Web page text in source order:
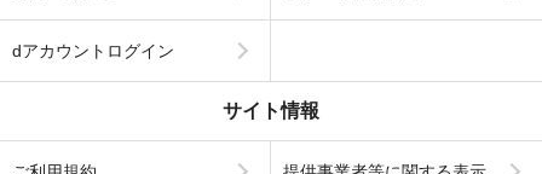
dアカウントログイン
サイト情報